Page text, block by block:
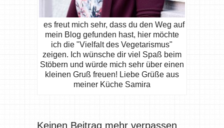
es freut mich sehr, dass du den Weg auf
mein Blog gefunden hast, hier möchte
ich die "Vielfalt des Vegetarismus"
zeigen. Ich wünsche dir viel Spaß beim
Stöbern und würde mich sehr über einen
kleinen Gruß freuen! Liebe Grüße aus
meiner Küche Samira
Keinen Beitrag mehr verpassen